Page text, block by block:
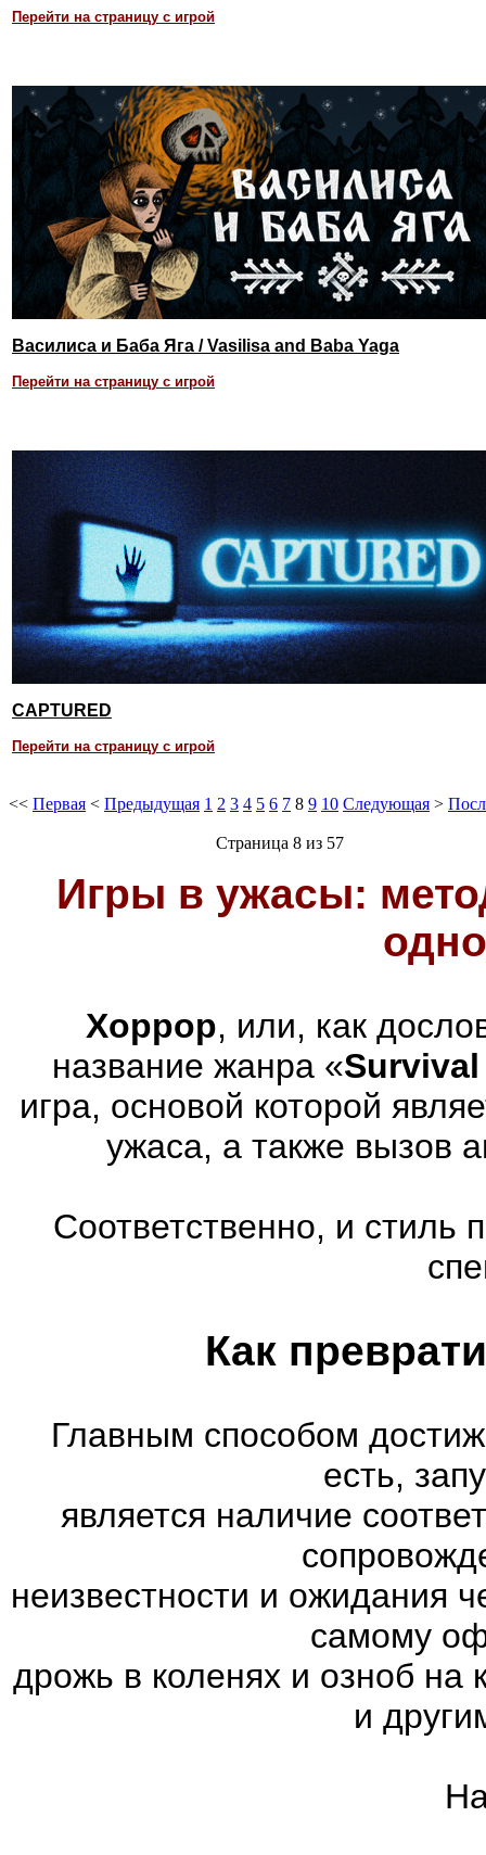
Перейти на страницу с игрой
Василиса и Баба Яга / Vasilisa and Baba Yaga
Перейти на страницу с игрой
CAPTURED
Перейти на страницу с игрой
<< Первая < Предыдущая 1 2 3 4 5 6 7 8 9 10 Следующая >
Страница 8 из 57
Игры в ужасы:
Хоррор, или, как
название жанра «
игра, основой которой
ужаса, а также вызов
Соответственно, и стиль
Как
Главным способом
есть,
является наличие
неизвестности и ожидания
самому
дрожь в коленях и озноб на
и